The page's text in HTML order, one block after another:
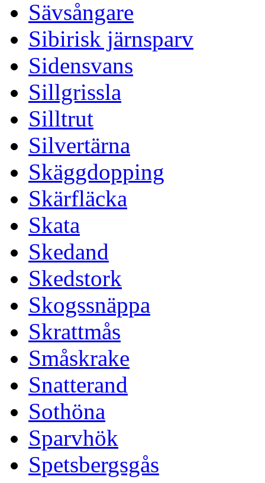
Sävsångare
Sibirisk järnsparv
Sidensvans
Sillgrissla
Silltrut
Silvertärna
Skäggdopping
Skärfläcka
Skata
Skedand
Skedstork
Skogssnäppa
Skrattmås
Småskrake
Snatterand
Sothöna
Sparvhök
Spetsbergsgås